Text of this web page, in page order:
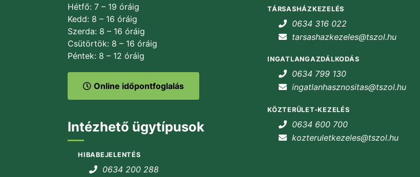
Hétfő: 7 – 19 óráig
Kedd: 8 – 16 óráig
Szerda: 8 – 16 óráig
Csütörtök: 8 – 16 óráig
Péntek: 8 – 12 óráig
Online időpontfoglalás
Intézhető ügytípusok
HIBABEJELENTÉS
0634 200 288
TÁRSASHÁZKEZELÉS
0634 316 022
tarsashazkezeles@tszol.hu
INGATLANGAZDÁLKODÁS
0634 799 130
ingatlanhasznositas@tszol.hu
KÖZTERÜLET-KEZELÉS
0634 600 700
kozteruletkezeles@tszol.hu